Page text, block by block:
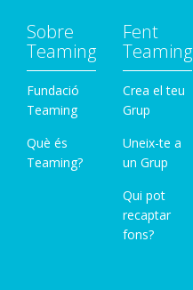
Sobre
Teaming
Fundació
Teaming
Què és
Teaming?
Fent
Teaming
Crea el teu
Grup
Uneix-te a
un Grup
Qui pot
recaptar
fons?